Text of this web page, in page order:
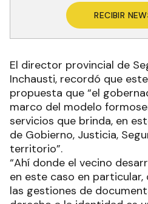
RECIBIR
El director provincial de
Inchausti, recordó que
propuesta que “el
marco del modelo
servicios que brinda, en
de Gobierno, Justicia,
territorio”.
“Ahí donde el vecino
en este caso en
las gestiones de